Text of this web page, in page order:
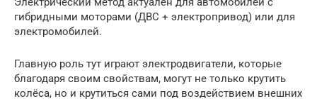
гибридными моторами (ДВС + электропривод) или для
электромобилей.
Главную роль тут играют электродвигатели, которые
благодаря своим свойствам, могут не только крутить
колёса, но и крутиться сами под воздействием внешних